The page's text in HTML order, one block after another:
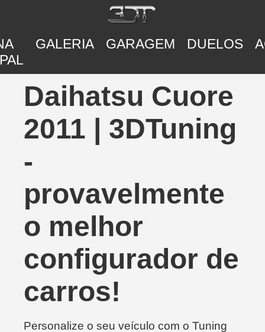
GALERIA GARAGEM DUELOS
Daihatsu Cuore
2011 | 3DTuning
-
provavelmente
o melhor
configurador de
carros!
Personalize o seu veículo com o Tuning